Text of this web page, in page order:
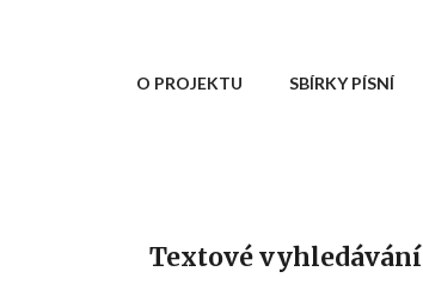
O PROJEKTU SBÍRKY PÍSNÍ
Textové vyhledávání